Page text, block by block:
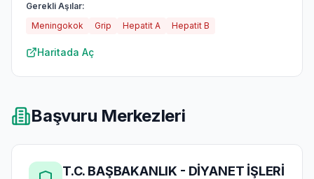
Gerekli Aşılar:
Meningokok
Grip Hepatit A Hepatit B
Haritada Aç
Başvuru Merkezleri
T.C. BAŞBAKANLIK - DİYANET İŞLERİ